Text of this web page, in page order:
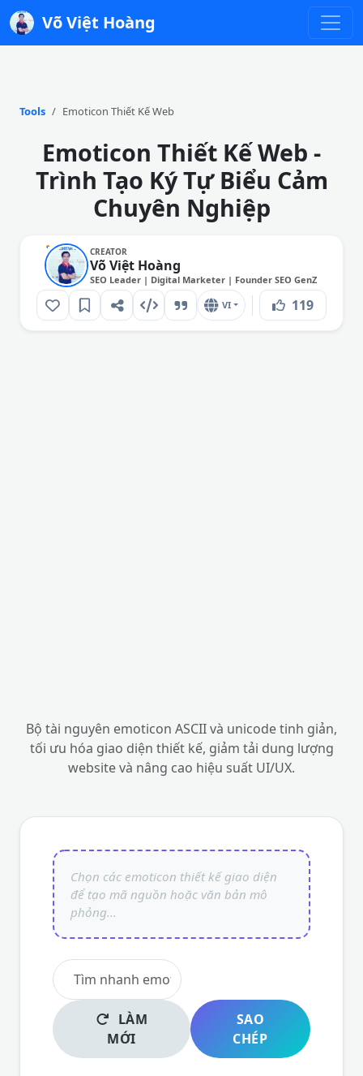
Võ Việt Hoàng
Tools Emoticon Thiết Kế Web
Emoticon Thiết Kế Web -
Trình Tạo Ký Tự Biểu Cảm
Chuyên Nghiệp
CREATOR
Võ Việt Hoàng
SEO Leader | Digital Marketer | Founder SEO GenZ
VI 119
Bộ tài nguyên emoticon ASCII và unicode tinh giản,
tối ưu hóa giao diện thiết kế, giảm tải dung lượng
website và nâng cao hiệu suất UI/UX.
LÀM
MỚI
SAO
CHÉP